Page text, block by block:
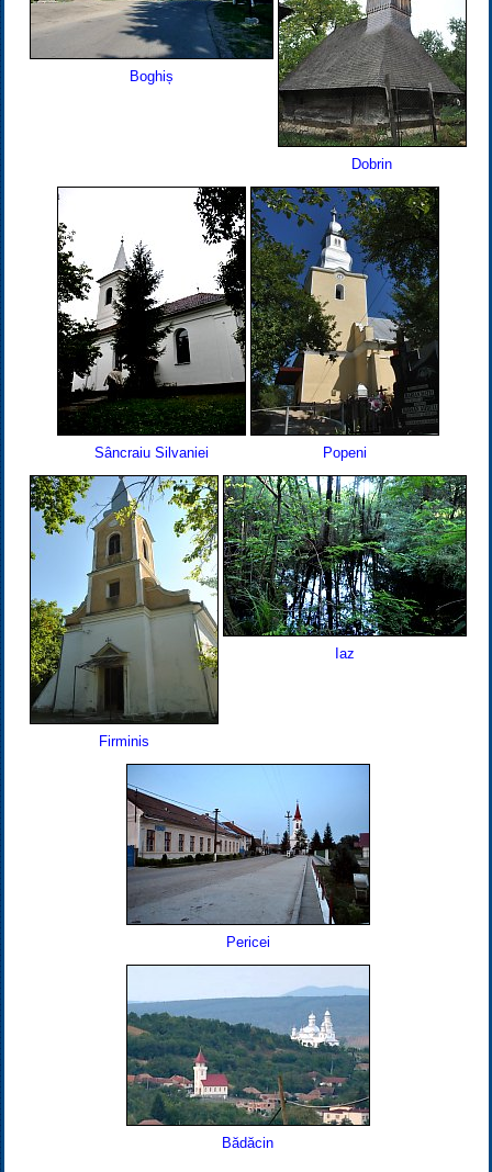
Boghiș
Dobrin
Sâncraiu Silvaniei Popeni
Firminis
Iaz
Pericei
Bădăcin